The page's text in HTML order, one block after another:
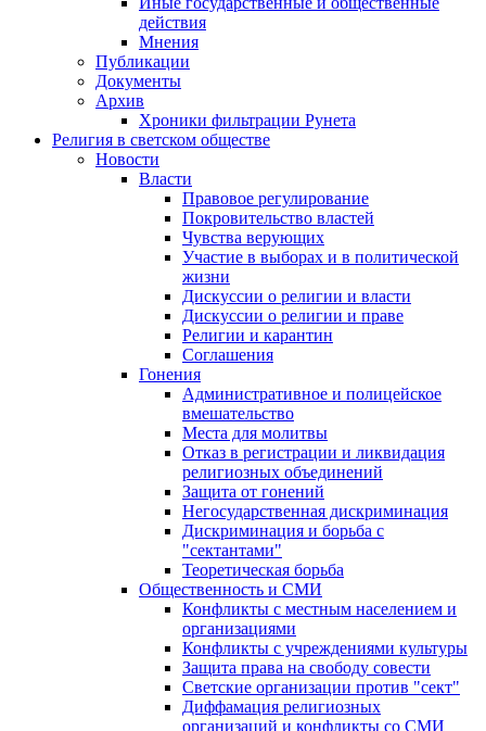
действия
Мнения
Публикации
Документы
Архив
Хроники фильтрации Рунета
Религия в светском обществе
Новости
Власти
Правовое регулирование
Покровительство властей
Чувства верующих
Участие в выборах и в политической
жизни
Дискуссии о религии и власти
Дискуссии о религии и праве
Религии и карантин
Соглашения
Гонения
Административное и полицейское
вмешательство
Места для молитвы
Отказ в регистрации и ликвидация
религиозных объединений
Защита от гонений
Негосударственная дискриминация
Дискриминация и борьба с
"сектантами"
Теоретическая борьба
Общественность и СМИ
Конфликты с местным населением и
организациями
Конфликты с учреждениями культуры
Защита права на свободу совести
Светские организации против "сект"
Диффамация религиозных
организаций и конфликты со СМИ